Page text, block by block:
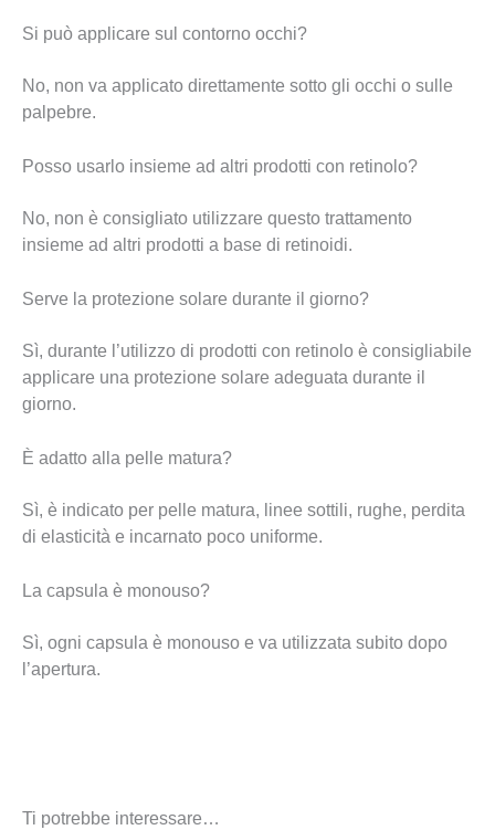
Si può applicare sul contorno occhi?
No, non va applicato direttamente sotto gli occhi o sulle
palpebre.
Posso usarlo insieme ad altri prodotti con retinolo?
No, non è consigliato utilizzare questo trattamento
insieme ad altri prodotti a base di retinoidi.
Serve la protezione solare durante il giorno?
Sì, durante l’utilizzo di prodotti con retinolo è consigliabile
applicare una protezione solare adeguata durante il
giorno.
È adatto alla pelle matura?
Sì, è indicato per pelle matura, linee sottili, rughe, perdita
di elasticità e incarnato poco uniforme.
La capsula è monouso?
Sì, ogni capsula è monouso e va utilizzata subito dopo
l’apertura.
Ti potrebbe interessare…